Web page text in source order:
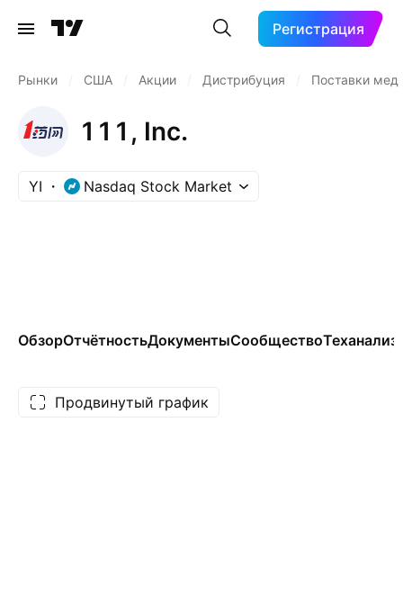
Регистрация
Рынки США Акции Дистрибуция Поставки
111, Inc.
YI Nasdaq Stock Market
ОбзорОтчётностьДокументыСообществоТеханализ
Продвинутый график